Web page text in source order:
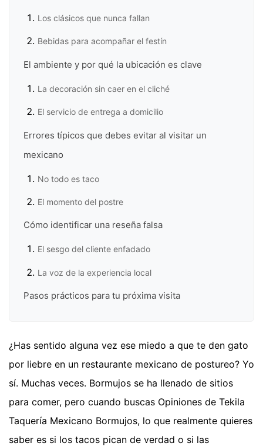
Los clásicos que nunca fallan
Bebidas para acompañar el festín
El ambiente y por qué la ubicación es clave
La decoración sin caer en el cliché
El servicio de entrega a domicilio
Errores típicos que debes evitar al visitar un
mexicano
No todo es taco
El momento del postre
Cómo identificar una reseña falsa
El sesgo del cliente enfadado
La voz de la experiencia local
Pasos prácticos para tu próxima visita
¿Has sentido alguna vez ese miedo a que te den gato
por liebre en un restaurante mexicano de postureo? Yo
sí. Muchas veces. Bormujos se ha llenado de sitios
para comer, pero cuando buscas Opiniones de Tekila
Taquería Mexicano Bormujos, lo que realmente quieres
saber es si los tacos pican de verdad o si las